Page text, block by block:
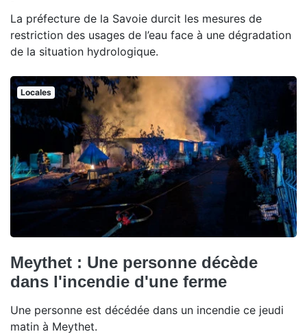
La préfecture de la Savoie durcit les mesures de
restriction des usages de l’eau face à une dégradation
de la situation hydrologique.
Locales
Meythet : Une personne décède
dans l'incendie d'une ferme
Une personne est décédée dans un incendie ce jeudi
matin à Meythet.